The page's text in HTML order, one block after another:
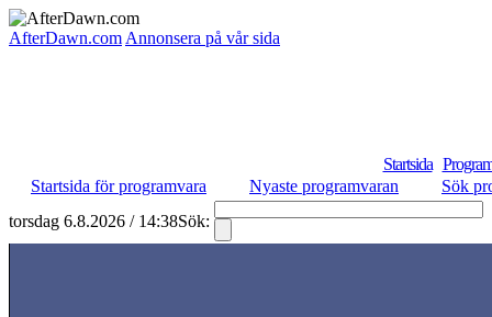
AfterDawn.com Annonsera på vår sida
Startsida
Startsida för programvara
Nyaste programvaran
Sök
torsdag 6.8.2026 / 14:38Sök: